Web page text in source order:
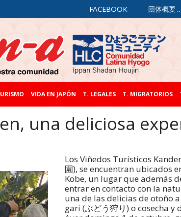
FACEBOOK 団体概要
VIDA EN JAPÓN T. LEGALES T. MIGRATORIOS
una deliciosa
Los Viñedos Turísticos
園), se encuentran ubicados
Kobe, un lugar que además
entrar en contacto con la
una de las delicias de otoño
gari (ぶどう狩り) o cosecha y